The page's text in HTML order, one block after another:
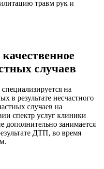
травм рук и
случаев
специализируется на
в результате несчастного
случаев на
спектр услуг клиники
дополнительно занимается
ДТП, во время